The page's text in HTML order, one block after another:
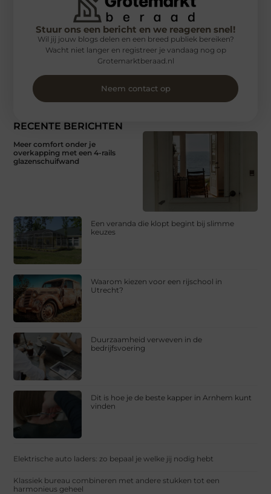
RECENTE BERICHTEN
Meer comfort onder je
overkapping met een 4-rails
glazenschuifwand
Een veranda die klopt begint bij slimme
keuzes
Waarom kiezen voor een rijschool in
Utrecht?
Duurzaamheid verweven in de
bedrijfsvoering
Dit is hoe je de beste kapper in Arnhem kunt
vinden
Elektrische auto laders: zo bepaal je welke jij nodig hebt
Klassiek bureau combineren met andere stukken tot een
harmonieus geheel
Stuur ons een bericht en we reageren snel!
Wil jij jouw blogs delen en een breed publiek bereiken?
Wacht niet langer en registreer je vandaag nog op
Grotemarktberaad.nl
Neem contact op